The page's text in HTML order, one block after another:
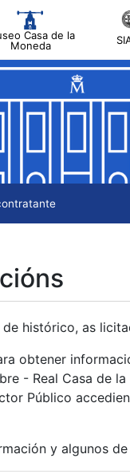
Casa de la
Moneda
histórico, as
obtener
- Real Casa de
Público
y algunos